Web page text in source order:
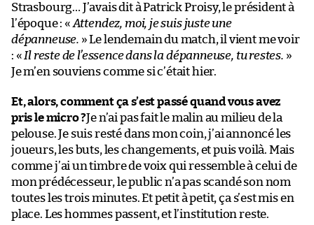
Strasbourg… J’avais dit à Patrick Proisy, le président à
l’époque : « Attendez, moi, je suis juste une
dépanneuse. » Le lendemain du match, il vient me voir
: « Il reste de l’essence dans la dépanneuse, tu restes. »
Je m’en souviens comme si c’était hier.
Et, alors, comment ça s’est passé quand vous avez
pris le micro ?Je n’ai pas fait le malin au milieu de la
pelouse. Je suis resté dans mon coin, j’ai annoncé les
joueurs, les buts, les changements, et puis voilà. Mais
comme j’ai un timbre de voix qui ressemble à celui de
mon prédécesseur, le public n’a pas scandé son nom
toutes les trois minutes. Et petit à petit, ça s’est mis en
place. Les hommes passent, et l’institution reste.